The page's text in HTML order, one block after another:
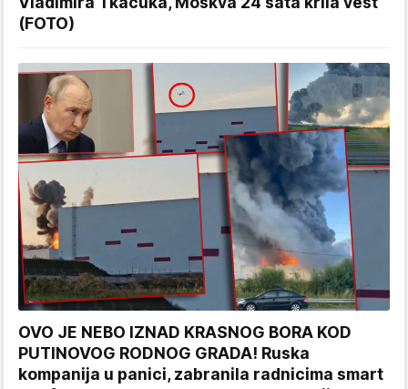
(FOTO)
OVO JE NEBO IZNAD KRASNOG BORA KOD
PUTINOVOG RODNOG GRADA! Ruska
kompanija u panici, zabranila radnicima smart